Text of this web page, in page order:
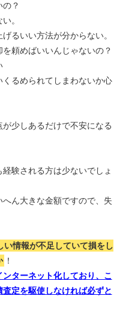
？
。
るいい方法が分からない。
頼めばいいんじゃないの？
るめられてしまわないか心
少しあるだけで不安になる
験される方は少ないでしょ
ん大きな金額ですので、失
情報が不足していて損をし
！
ターネット化しており、こ
定を駆使しなければ必ずと